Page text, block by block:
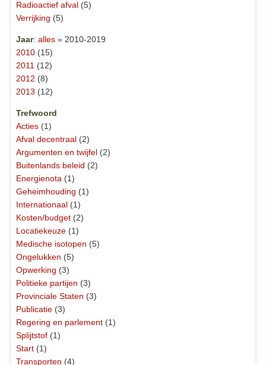
Radioactief afval (5)
Verrijking (5)
Jaar: alles » 2010-2019
2010 (15)
2011 (12)
2012 (8)
2013 (12)
Trefwoord
Acties (1)
Afval decentraal (2)
Argumenten en twijfel (2)
Buitenlands beleid (2)
Energienota (1)
Geheimhouding (1)
Internationaal (1)
Kosten/budget (2)
Locatiekeuze (1)
Medische isotopen (5)
Ongelukken (5)
Opwerking (3)
Politieke partijen (3)
Provinciale Staten (3)
Publicatie (3)
Regering en parlement (1)
Splijtstof (1)
Start (1)
Transporten (4)